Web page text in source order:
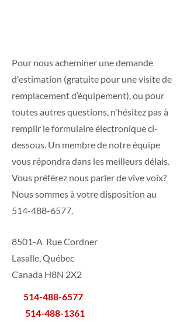
Pour nous acheminer une demande
d'estimation (gratuite pour une visite de
remplacement d’équipement), ou pour
toutes autres questions, n'hésitez pas à
remplir le formulaire électronique ci-
dessous. Un membre de notre équipe
vous répondra dans les meilleurs délais.
Vous préférez nous parler de vive voix?
Nous sommes à votre disposition au
514-488-6577.
8501-A Rue Cordner
Lasalle, Québec
Canada H8N 2X2
514-488-6577
514-488-1361